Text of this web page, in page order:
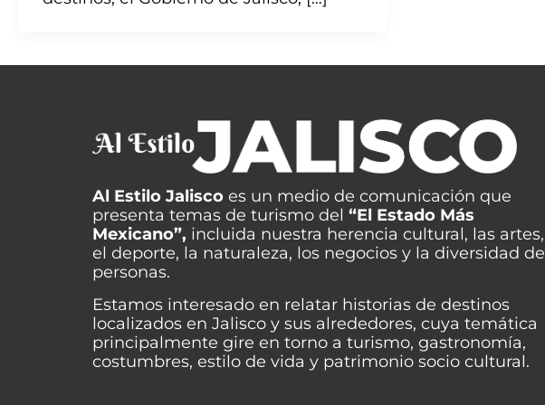
Al Estilo Jalisco es un medio de comunicación que
presenta temas de turismo del “El Estado Más
Mexicano”, incluida nuestra herencia cultural, las artes,
el deporte, la naturaleza, los negocios y la diversidad de
personas.
Estamos interesado en relatar historias de destinos
localizados en Jalisco y sus alrededores, cuya temática
principalmente gire en torno a turismo, gastronomía,
costumbres, estilo de vida y patrimonio socio cultural.